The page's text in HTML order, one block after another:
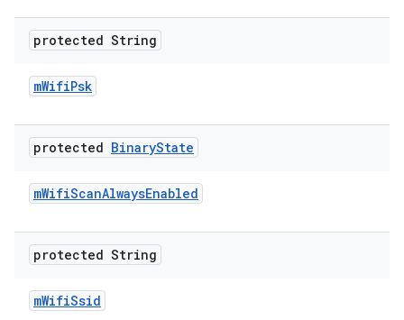
protected String
mWifiPsk
protected BinaryState
mWifiScanAlwaysEnabled
protected String
mWifiSsid